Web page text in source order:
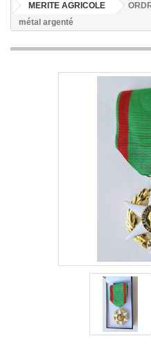
MERITE AGRICOLE
métal argenté